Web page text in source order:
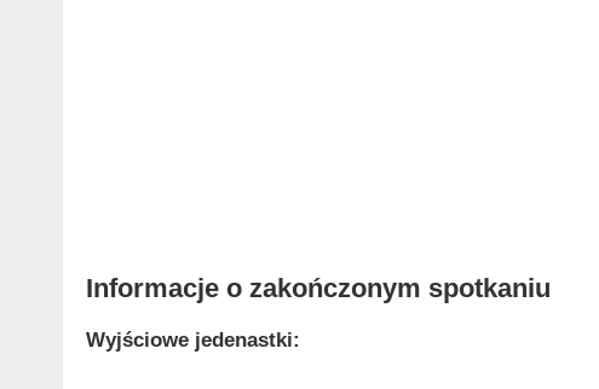
Informacje o zakończonym spotkaniu
Wyjściowe jedenastki: